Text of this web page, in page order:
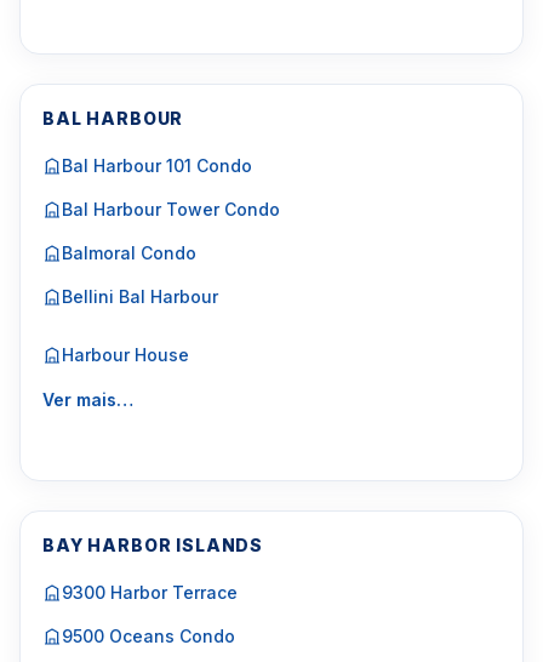
BAL HARBOUR
Bal Harbour 101 Condo
Bal Harbour Tower Condo
Balmoral Condo
Bellini Bal Harbour
Harbour House
Ver mais…
BAY HARBOR ISLANDS
9300 Harbor Terrace
9500 Oceans Condo